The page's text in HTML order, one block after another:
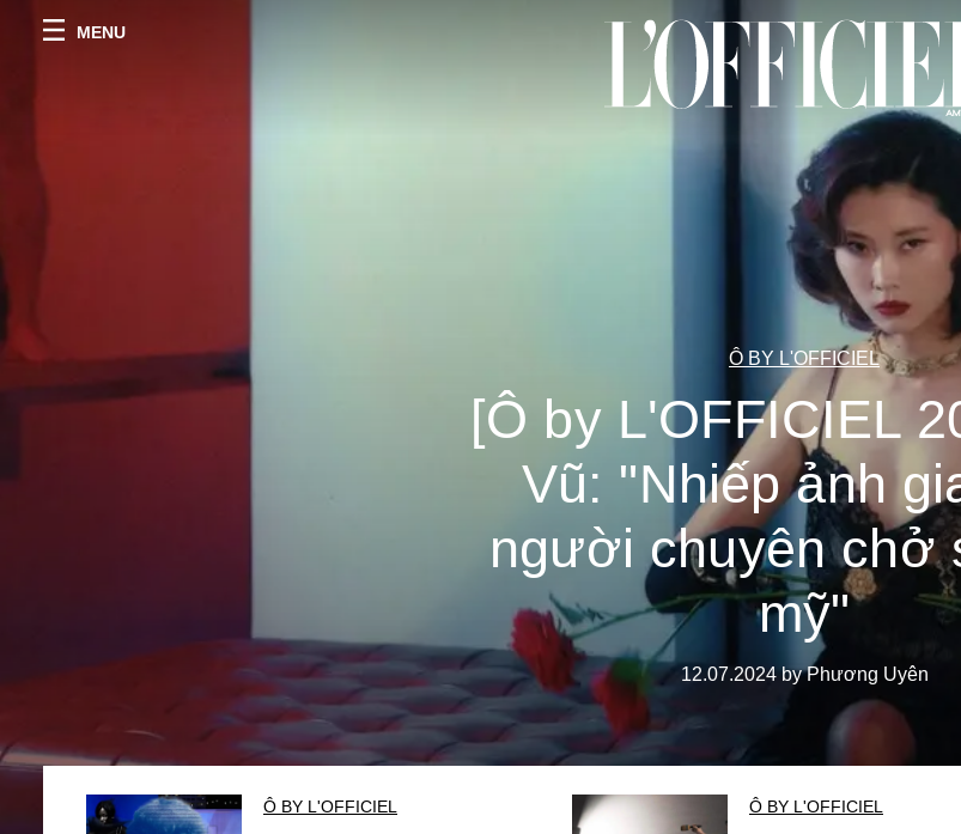
MENU
Ô BY L'OFFICIEL
[Ô by L'OFFICIEL
Vũ: "Nhiếp ảnh
người chuyên chở
mỹ"
12.07.2024 by Phương Uyên
Ô BY L'OFFICIEL Ô BY L'OFFICIEL